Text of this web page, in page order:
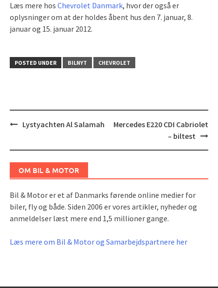
Læs mere hos Chevrolet Danmark, hvor der også er
oplysninger om at der holdes åbent hus den 7. januar, 8.
januar og 15. januar 2012.
POSTED UNDER BILNYT CHEVROLET
PostLystyachten Al Salamah
Mercedes E220 CDI Cabriolet
– biltest
OM BIL & MOTOR
Bil & Motor er et af Danmarks førende online medier for
biler, fly og både. Siden 2006 er vores artikler, nyheder og
anmeldelser læst mere end 1,5 millioner gange.
Læs mere om Bil & Motor og Samarbejdspartnere her